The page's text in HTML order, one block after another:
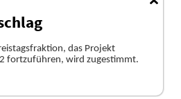
das Projekt
fortzufü hren, wird zugestimmt.